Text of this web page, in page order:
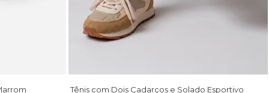
Tênis com Dois Cadarços e Solado Esportivo